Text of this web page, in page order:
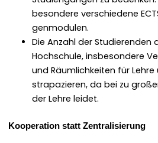
beson­dere ver­schiedene
gen­mod­ulen.
Die Anzahl der
Hochschule, ins­beson­dere
und Räum­lichkeit­en für
stra­pazieren, da bei zu
der Lehre lei­det.
Koop­er­a­tion statt Zen­tral­isierung